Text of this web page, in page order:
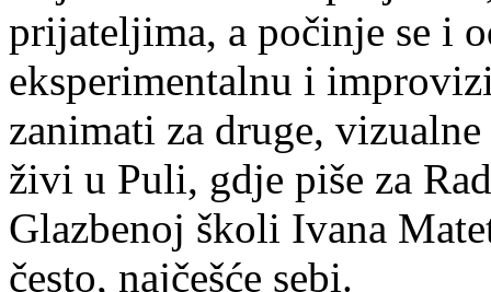
prijateljima, a počinje se i
eksperimentalnu i
zanimati za druge,
živi u Puli, gdje piše za
Glazbenoj školi Ivana
često, najčešće sebi.